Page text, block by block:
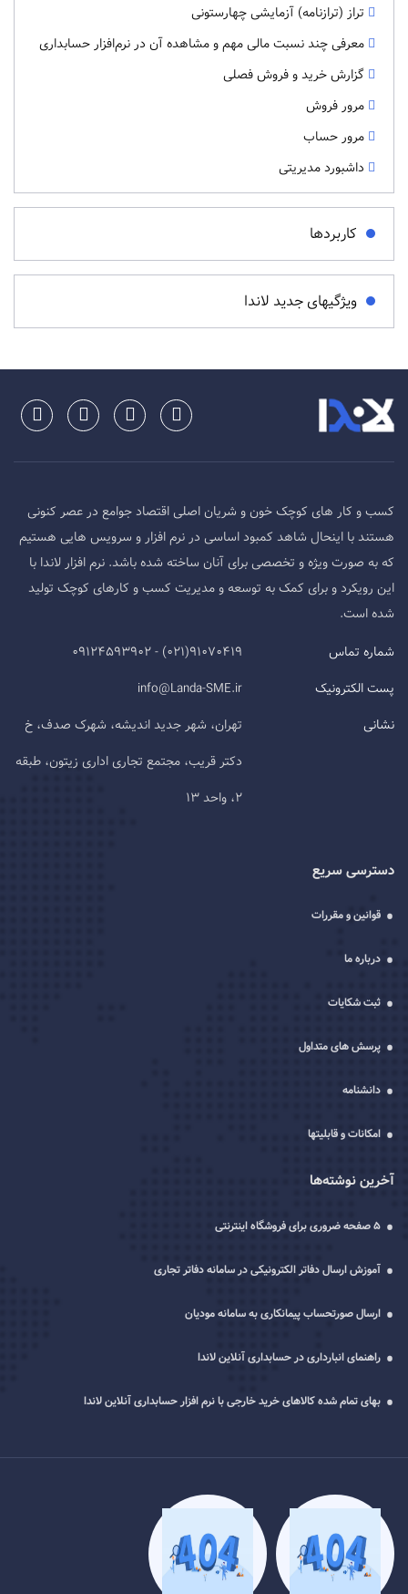
تراز (ترازنامه) آزمایشی چهارستونی
معرفی چند نسبت مالی مهم و مشاهده آن در نرم‌افزار حسابداری
گزارش خرید و فروش فصلی
مرور فروش
مرور حساب
داشبورد مدیریتی
کاربردها
ویژگیهای جدید لاندا
کسب و کار های کوچک خون و شریان اصلی اقتصاد جوامع در عصر کنونی
هستند با اینحال شاهد کمبود اساسی در نرم افزار و سرویس هایی هستیم
که به صورت ویژه و تخصصی برای آنان ساخته شده باشد. نرم افزار لاندا با
این رویکرد و برای کمک به توسعه و مدیریت کسب و کارهای کوچک تولید
شده است.
شماره تماس
91070419(021) - 09124593902
پست الکترونیک
info@Landa-SME.ir
نشانی
تهران، شهر جدید اندیشه، شهرک صدف، خ
دکتر قریب، مجتمع تجاری اداری زیتون، طبقه
2، واحد 13
دسترسی سریع
قوانین و مقررات
درباره ما
ثبت شکایات
پرسش های متداول
دانشنامه
امکانات و قابلیتها
آخرین نوشته‌ها
5 صفحه ضروری برای فروشگاه اینترنتی
آموزش ارسال دفاتر الکترونیکی در سامانه دفاتر تجاری
ارسال صورتحساب پیمانکاری به سامانه مودیان
راهنمای انبارداری در حسابداری آنلاین لاندا
بهای تمام شده کالاهای خرید خارجی با نرم افزار حسابداری آنلاین لاندا